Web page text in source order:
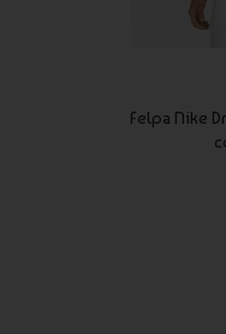
Felpa Nike